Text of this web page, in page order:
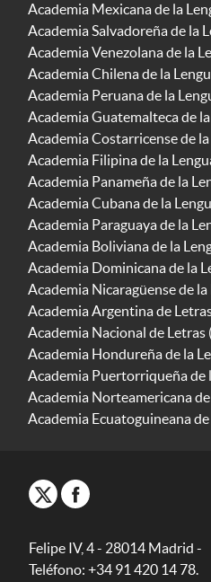
Academia Mexicana de la
Academia Salvadoreña de la
Academia Venezolana de la
Academia Chilena de la
Academia Peruana de la
Academia Guatemalteca de
Academia Costarricense de
Academia Filipina de la
Academia Panameña de la
Academia Cubana de la
Academia Paraguaya de la
Academia Boliviana de la
Academia Dominicana de la
Academia Nicaragüense de la
Academia Argentina de
Academia Nacional de Letras
Academia Hondureña de la
Academia Puertorriqueña de
Academia Norteamericana
Academia Ecuatoguineana
Felipe IV, 4 - 28014 Madrid -
Teléfono: +34 91 420 14 78.